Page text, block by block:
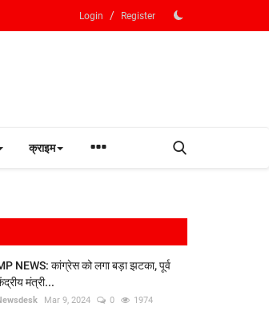
Login / Register
क्राइम
NEWS: कांग्रेस को लगा बड़ा झटका, पूर्व
मंत्री...
Mar 9, 2024 0 1974